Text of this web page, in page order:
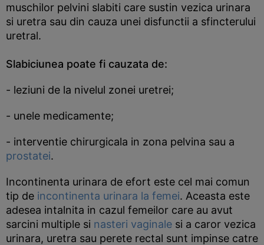
muschilor pelvini slabiti care sustin vezica urinara
si uretra sau din cauza unei disfunctii a sfincterului
uretral.
Slabiciunea poate fi cauzata de:
- leziuni de la nivelul zonei uretrei;
- unele medicamente;
- interventie chirurgicala in zona pelvina sau a
prostatei.
Incontinenta urinara de efort este cel mai comun
tip de incontinenta urinara la femei. Aceasta este
adesea intalnita in cazul femeilor care au avut
sarcini multiple si nasteri vaginale si a caror vezica
urinara, uretra sau perete rectal sunt impinse catre